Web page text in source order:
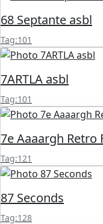
68 Septante asbl
Tag:101
7ARTLA asbl
Tag:101
7e Aaaargh Retro
Tag:121
87 Seconds
Tag:128